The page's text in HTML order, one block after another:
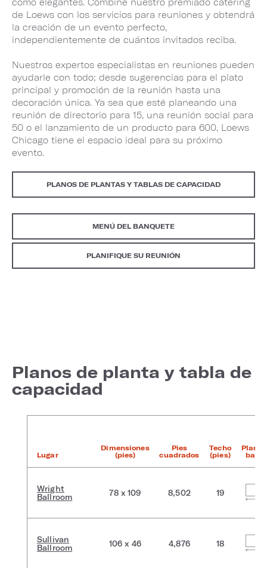
de Loews con los servicios para reuniones y obtendrá
la creación de un evento perfecto,
independientemente de cuántos invitados reciba.
Nuestros expertos especialistas en reuniones pueden
ayudarle con todo; desde sugerencias para el plato
principal y promoción de la reunión hasta una
decoración única. Ya sea que esté planeando una
reunión de directorio para 15, una reunión social para
50 o el lanzamiento de un producto para 600, Loews
Chicago tiene el espacio ideal para su próximo
evento.
PLANOS DE PLANTAS Y TABLAS DE CAPACIDAD
MENÚ DEL BANQUETE
PLANIFIQUE SU REUNIÓN
Planos de planta y tabla de
capacidad
Lugar
Dimensiones
(pies)
Pies
cuadrados
Techo
(pies)
Planta
baja
Wright
Ballroom
78 x 109 8,502 19
Sullivan
Ballroom
106 x 46 4,876 18